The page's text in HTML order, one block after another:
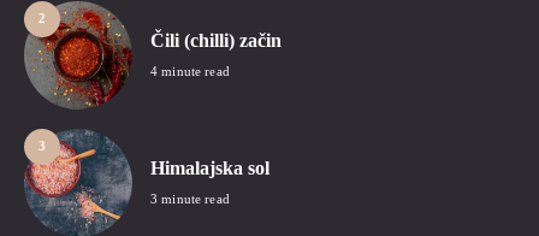
2
Čili (chilli) začin
4 minute read
3
Himalajska sol
3 minute read